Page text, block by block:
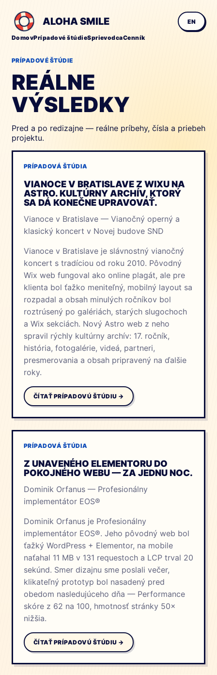
ALOHA SMILE
DomovPrípadové štúdieSprievodcaCenník
EN
PRÍPADOVÉ ŠTÚDIE
REÁLNE
VÝSLEDKY
Pred a po redizajne — reálne príbehy, čísla a priebeh
projektu.
PRÍPADOVÁ ŠTÚDIA
VIANOCE V BRATISLAVE Z WIXU NA
ASTRO. KULTÚRNY ARCHÍV, KTORÝ
SA DÁ KONEČNE UPRAVOVAŤ.
Vianoce v Bratislave — Vianočný operný a
klasický koncert v Novej budove SND
Vianoce v Bratislave je slávnostný vianočný
koncert s tradíciou od roku 2010. Pôvodný
Wix web fungoval ako online plagát, ale pre
klienta bol ťažko meniteľný, mobilný layout sa
rozpadal a obsah minulých ročníkov bol
roztrúsený po galériách, starých slugochoch
a Wix sekciách. Nový Astro web z neho
spravil rýchly kultúrny archív: 17. ročník,
história, fotogalérie, videá, partneri,
presmerovania a obsah pripravený na ďalšie
roky.
ČÍTAŤ PRÍPADOVÚ ŠTÚDIU →
PRÍPADOVÁ ŠTÚDIA
Z UNAVENÉHO ELEMENTORU DO
POKOJNÉHO WEBU — ZA JEDNU NOC.
Dominik Orfanus — Profesionálny
implementátor EOS®
Dominik Orfanus je Profesionálny
implementátor EOS®. Jeho pôvodný web bol
ťažký WordPress + Elementor, na mobile
naťahal 11 MB v 131 requestoch a LCP trval 20
sekúnd. Smer dizajnu sme poslali večer,
klikateľný prototyp bol nasadený pred
obedom nasledujúceho dňa — Performance
skóre z 62 na 100, hmotnosť stránky 50×
nižšia.
ČÍTAŤ PRÍPADOVÚ ŠTÚDIU →